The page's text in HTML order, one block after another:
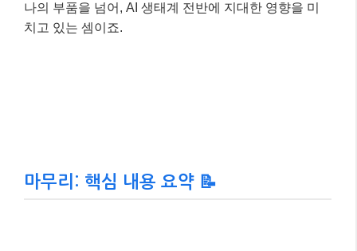
나의 부품을 넘어, AI 생태계 전반에 지대한 영향을 미
치고 있는 셈이죠.
마무리: 핵심 내용 요약 📝